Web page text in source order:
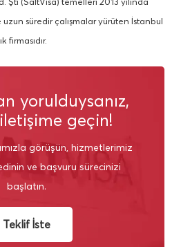
uzun süredir çalışmalar yürüten İstanbul
firmasıdır.
yorulduysanız,
geçin!
görüşün, hizmetlerimiz
ve başvuru sürecinizi
başlatın.
Teklif İste